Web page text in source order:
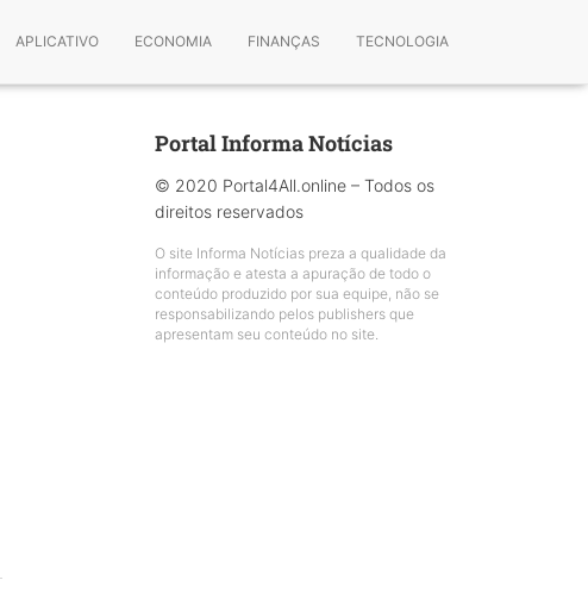
APLICATIVO ECONOMIA FINANÇAS TECNOLOGIA
Portal Informa Notícias
© 2020 Portal4All.online – Todos os
direitos reservados
O site Informa Notícias preza a qualidade da
informação e atesta a apuração de todo o
conteúdo produzido por sua equipe, não se
responsabilizando pelos publishers que
apresentam seu conteúdo no site.